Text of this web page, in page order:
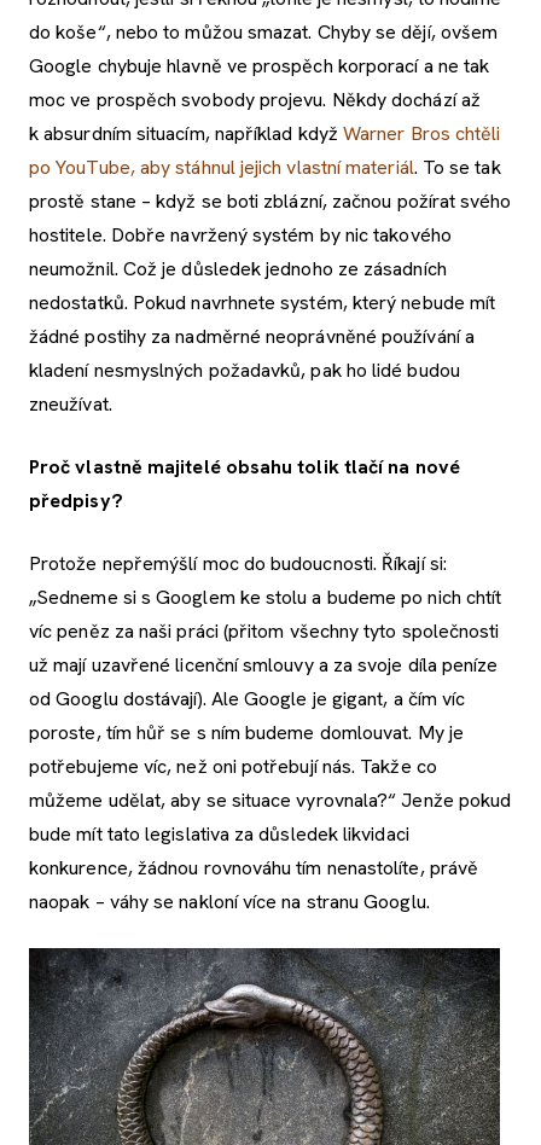
do koše“, nebo to můžou smazat. Chyby se dějí, ovšem
Google chybuje hlavně ve prospěch korporací a ne tak
moc ve prospěch svobody projevu. Někdy dochází až
k absurdním situacím, například když Warner Bros chtěli
po YouTube, aby stáhnul jejich vlastní materiál. To se tak
prostě stane – když se boti zblázní, začnou požírat svého
hostitele. Dobře navržený systém by nic takového
neumožnil. Což je důsledek jednoho ze zásadních
nedostatků. Pokud navrhnete systém, který nebude mít
žádné postihy za nadměrné neoprávněné používání a
kladení nesmyslných požadavků, pak ho lidé budou
zneužívat.
Proč vlastně majitelé obsahu tolik tlačí na nové
předpisy?
Protože nepřemýšlí moc do budoucnosti. Říkají si:
„Sedneme si s Googlem ke stolu a budeme po nich chtít
víc peněz za naši práci (přitom všechny tyto společnosti
už mají uzavřené licenční smlouvy a za svoje díla peníze
od Googlu dostávají). Ale Google je gigant, a čím víc
poroste, tím hůř se s ním budeme domlouvat. My je
potřebujeme víc, než oni potřebují nás. Takže co
můžeme udělat, aby se situace vyrovnala?“ Jenže pokud
bude mít tato legislativa za důsledek likvidaci
konkurence, žádnou rovnováhu tím nenastolíte, právě
naopak – váhy se nakloní více na stranu Googlu.